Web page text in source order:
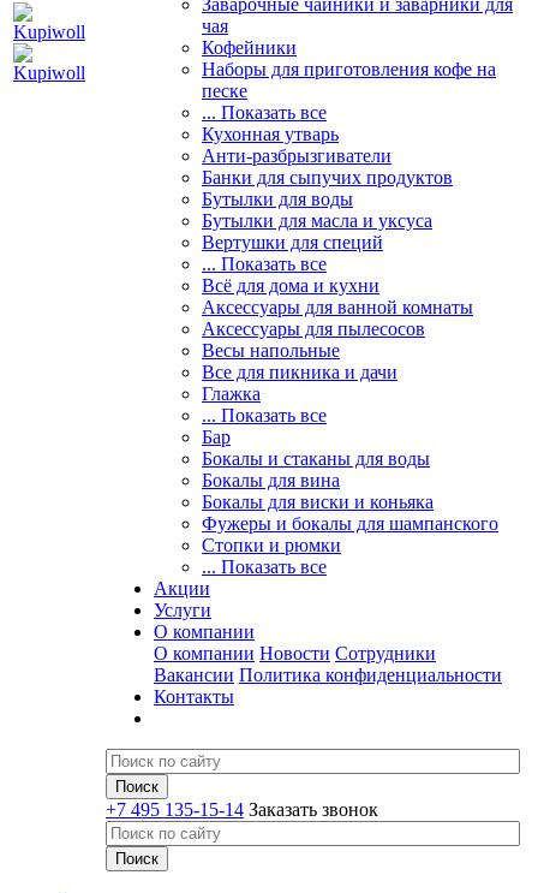
Заварочные чайники и заварники для
чая
Кофейники
Наборы для приготовления кофе на
песке
... Показать все
Кухонная утварь
Анти-разбрызгиватели
Банки для сыпучих продуктов
Бутылки для воды
Бутылки для масла и уксуса
Вертушки для специй
... Показать все
Всё для дома и кухни
Аксессуары для ванной комнаты
Аксессуары для пылесосов
Весы напольные
Все для пикника и дачи
Глажка
... Показать все
Бар
Бокалы и стаканы для воды
Бокалы для вина
Бокалы для виски и коньяка
Фужеры и бокалы для шампанского
Стопки и рюмки
... Показать все
Акции
Услуги
О компании
О компании Новости Сотрудники
Вакансии Политика конфиденциальности
Контакты
+7 495 135-15-14 Заказать звонок